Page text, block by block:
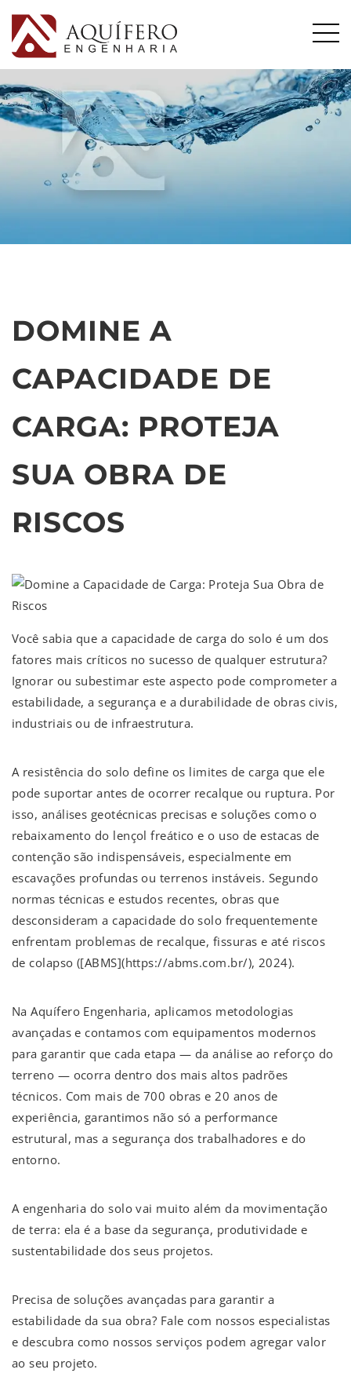
DOMINE A
CAPACIDADE DE
CARGA: PROTEJA
SUA OBRA DE
RISCOS
Você sabia que a capacidade de carga do solo é um dos
fatores mais críticos no sucesso de qualquer estrutura?
Ignorar ou subestimar este aspecto pode comprometer a
estabilidade, a segurança e a durabilidade de obras civis,
industriais ou de infraestrutura.
A resistência do solo define os limites de carga que ele
pode suportar antes de ocorrer recalque ou ruptura. Por
isso, análises geotécnicas precisas e soluções como o
rebaixamento do lençol freático e o uso de estacas de
contenção são indispensáveis, especialmente em
escavações profundas ou terrenos instáveis. Segundo
normas técnicas e estudos recentes, obras que
desconsideram a capacidade do solo frequentemente
enfrentam problemas de recalque, fissuras e até riscos
de colapso ([ABMS](https://abms.com.br/), 2024).
Na Aquífero Engenharia, aplicamos metodologias
avançadas e contamos com equipamentos modernos
para garantir que cada etapa — da análise ao reforço do
terreno — ocorra dentro dos mais altos padrões
técnicos. Com mais de 700 obras e 20 anos de
experiência, garantimos não só a performance
estrutural, mas a segurança dos trabalhadores e do
entorno.
A engenharia do solo vai muito além da movimentação
de terra: ela é a base da segurança, produtividade e
sustentabilidade dos seus projetos.
Precisa de soluções avançadas para garantir a
estabilidade da sua obra? Fale com nossos especialistas
e descubra como nossos serviços podem agregar valor
ao seu projeto.